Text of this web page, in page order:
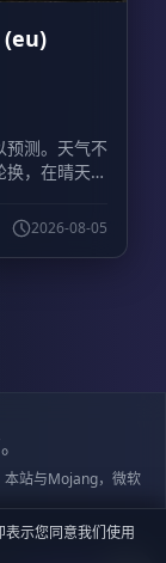
。 - **大
装，也能
：** 直接
** 最多保
-
钻石装备，
-
：
前 1v1 队
预测。天气不
，在晴天、
2026-08-05
站与Mojang，微软
备19018284号-6
示您同意我们使用